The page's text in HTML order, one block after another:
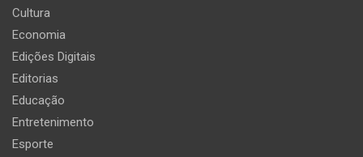
Cultura
Economia
Edições Digitais
Editorias
Educação
Entretenimento
Esporte